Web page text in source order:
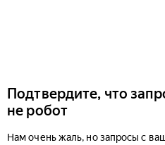
Подтвердите, что
не робот
Нам очень жаль, но запросы с